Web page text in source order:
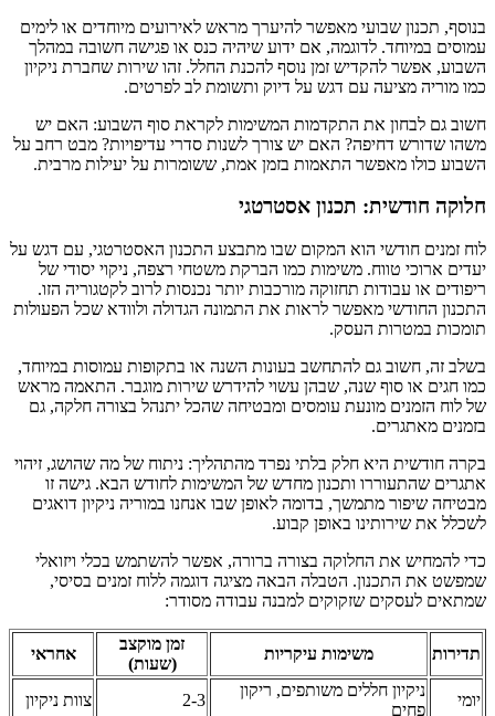
בנוסף, תכנון שבועי מאפשר להיערך מראש לאירועים מיוחדים או לימים
עמוסים במיוחד. לדוגמה, אם ידוע שיהיה כנס או פגישה חשובה במהלך
השבוע, אפשר להקדיש זמן נוסף להכנת החלל. זהו שירות שחברת ניקיון
כמו מוריה מציעה עם דגש על דיוק ותשומת לב לפרטים.
חשוב גם לבחון את התקדמות המשימות לקראת סוף השבוע: האם יש
משהו שדורש דחיפה? האם יש צורך לשנות סדרי עדיפויות? מבט רחב על
השבוע כולו מאפשר התאמות בזמן אמת, ששומרות על יעילות מרבית.
חלוקה חודשית: תכנון אסטרטגי
לוח זמנים חודשי הוא המקום שבו מתבצע התכנון האסטרטגי, עם דגש על
יעדים ארוכי טווח. משימות כמו הברקת משטחי רצפה, ניקוי יסודי של
ריפודים או עבודות תחזוקה מורכבות יותר נכנסות לרוב לקטגוריה הזו.
התכנון החודשי מאפשר לראות את התמונה הגדולה ולוודא שכל הפעולות
תומכות במטרות העסק.
בשלב זה, חשוב גם להתחשב בעונות השנה או בתקופות עמוסות במיוחד,
כמו חגים או סוף שנה, שבהן עשוי להידרש שירות מוגבר. התאמה מראש
של לוח הזמנים מונעת עומסים ומבטיחה שהכל יתנהל בצורה חלקה, גם
בזמנים מאתגרים.
בקרה חודשית היא חלק בלתי נפרד מהתהליך: ניתוח של מה שהושג, זיהוי
אתגרים שהתעוררו ותכנון מחדש של המשימות לחודש הבא. גישה זו
מבטיחה שיפור מתמשך, בדומה לאופן שבו אנחנו במוריה ניקיון דואגים
לשכלל את שירותינו באופן קבוע.
כדי להמחיש את החלוקה בצורה ברורה, אפשר להשתמש בכלי ויזואלי
שמפשט את התכנון. הטבלה הבאה מציגה דוגמה ללוח זמנים בסיסי,
שמתאים לעסקים שזקוקים למבנה עבודה מסודר:
תדירות משימות עיקריות
זמן מוקצב
(שעות)
אחראי
יומי
ניקיון חללים משותפים, ריקון
פחים
2-3 צוות ניקיון